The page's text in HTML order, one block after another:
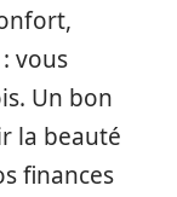
vous
Un bon
la beauté
finances